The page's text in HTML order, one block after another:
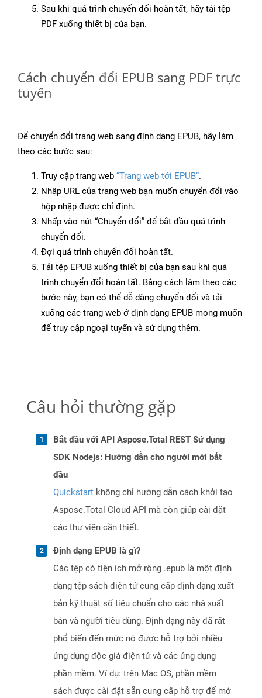
Sau khi quá trình chuyển đổi hoàn tất, hãy tải tệp
PDF xuống thiết bị của bạn.
Cách chuyển đổi EPUB sang PDF trực
tuyến
Để chuyển đổi trang web sang định dạng EPUB, hãy làm
theo các bước sau:
Truy cập trang web “Trang web tới EPUB”.
Nhập URL của trang web bạn muốn chuyển đổi vào
hộp nhập được chỉ định.
Nhấp vào nút “Chuyển đổi” để bắt đầu quá trình
chuyển đổi.
Đợi quá trình chuyển đổi hoàn tất.
Tải tệp EPUB xuống thiết bị của bạn sau khi quá
trình chuyển đổi hoàn tất. Bằng cách làm theo các
bước này, bạn có thể dễ dàng chuyển đổi và tải
xuống các trang web ở định dạng EPUB mong muốn
để truy cập ngoại tuyến và sử dụng thêm.
Câu hỏi thường gặp
Bắt đầu với API Aspose.Total REST Sử dụng
SDK Nodejs: Hướng dẫn cho người mới bắt
đầu
Quickstart không chỉ hướng dẫn cách khởi tạo
Aspose.Total Cloud API mà còn giúp cài đặt
các thư viện cần thiết.
Định dạng EPUB là gì?
Các tệp có tiện ích mở rộng .epub là một định
dạng tệp sách điện tử cung cấp định dạng xuất
bản kỹ thuật số tiêu chuẩn cho các nhà xuất
bản và người tiêu dùng. Định dạng này đã rất
phổ biến đến mức nó được hỗ trợ bởi nhiều
ứng dụng độc giả điện tử và các ứng dụng
phần mềm. Ví dụ: trên Mac OS, phần mềm
sách được cài đặt sẵn cung cấp hỗ trợ để mở